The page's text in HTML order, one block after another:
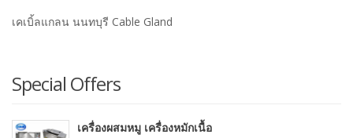
เคเบิ้ลแกลน นนทบุรี Cable Gland
Special Offers
เครื่องผสมหมู เครื่องหมักเนื้อ